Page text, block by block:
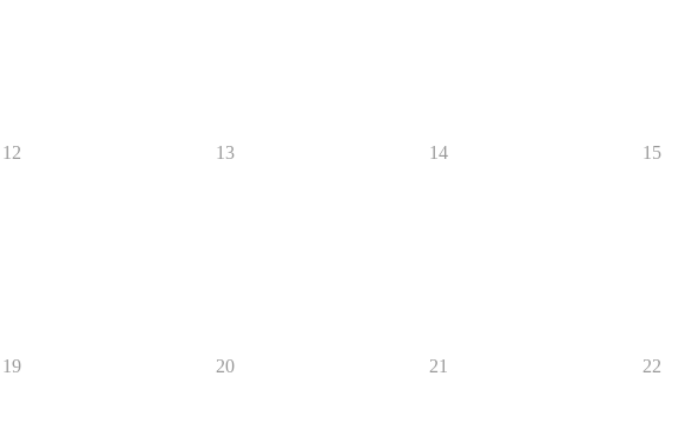
12 13 14 15
19 20 21 22